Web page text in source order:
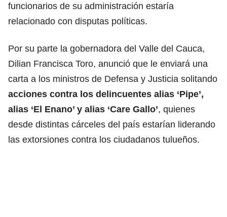
funcionarios de su administración estaría
relacionado con disputas políticas.
Por su parte la gobernadora del Valle del Cauca,
Dilian Francisca Toro, anunció que le enviará una
carta a los ministros de Defensa y Justicia solitando
acciones contra los delincuentes alias ‘Pipe’,
alias ‘El Enano’ y alias ‘Care Gallo’, quienes
desde distintas cárceles del país estarían liderando
las extorsiones contra los ciudadanos tulueños.